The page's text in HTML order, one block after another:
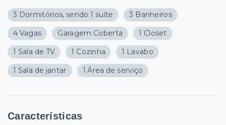
3 Dormitórios, sendo 1 suíte 3 Banheiros
4 Vagas Garagem Coberta 1 Closet
1 Sala de TV 1 Cozinha 1 Lavabo
1 Sala de jantar 1 Área de serviço
Características